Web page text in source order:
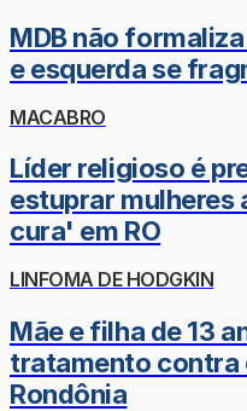
MDB não
e esquerda se
MACABRO
Líder religioso é
estuprar mulheres
cura' em RO
LINFOMA DE HODGKIN
Mãe e filha de 13
tratamento contra
Rondônia